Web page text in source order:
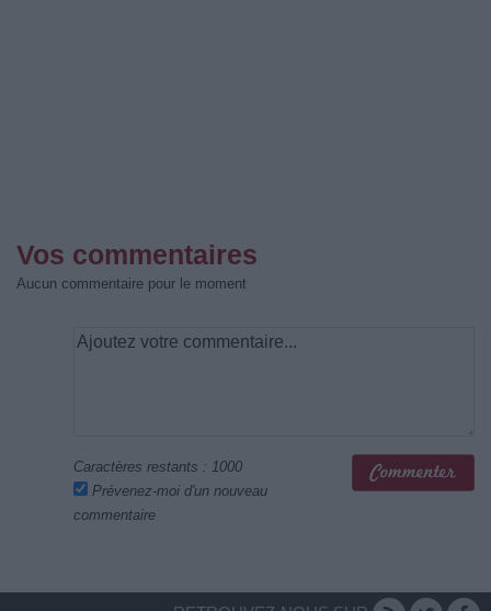
Vos commentaires
Aucun commentaire pour le moment
Caractères restants : 1000
Prévenez-moi d'un nouveau
commentaire